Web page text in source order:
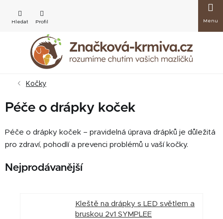
obsah
košík
Kočky
Péče o drápky koček
Péče o drápky koček – pravidelná úprava drápků je důležitá
pro zdraví, pohodlí a prevenci problémů u vaší kočky.
Nejprodávanější
Kleště na drápky s LED světlem a
bruskou 2v1 SYMPLEE